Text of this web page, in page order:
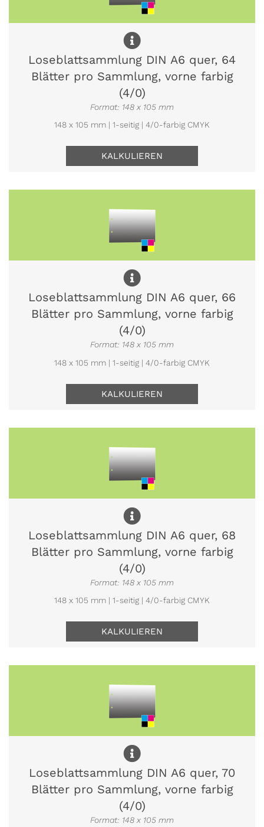
Loseblattsammlung DIN A6 quer, 64
Blätter pro Sammlung, vorne farbig
(4/0)
Format: 148 x 105 mm
148 x 105 mm | 1-seitig | 4/0-farbig CMYK
KALKULIEREN
Loseblattsammlung DIN A6 quer, 66
Blätter pro Sammlung, vorne farbig
(4/0)
Format: 148 x 105 mm
148 x 105 mm | 1-seitig | 4/0-farbig CMYK
KALKULIEREN
Loseblattsammlung DIN A6 quer, 68
Blätter pro Sammlung, vorne farbig
(4/0)
Format: 148 x 105 mm
148 x 105 mm | 1-seitig | 4/0-farbig CMYK
KALKULIEREN
Loseblattsammlung DIN A6 quer, 70
Blätter pro Sammlung, vorne farbig
(4/0)
Format: 148 x 105 mm